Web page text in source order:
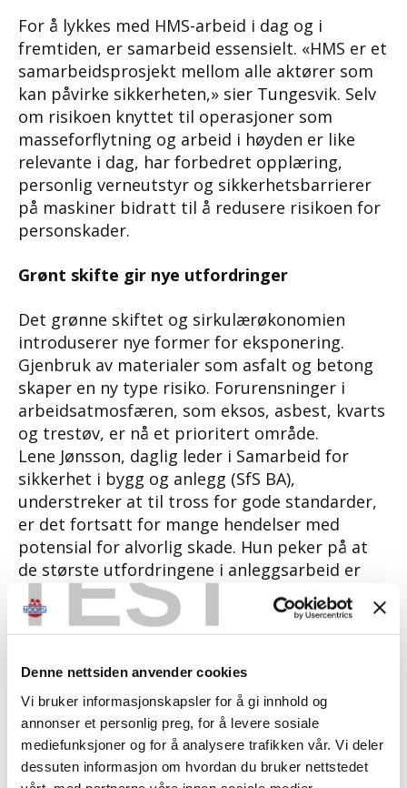
TEST
Denne nettsiden anvender cookies
Vi bruker informasjonskapsler for å gi innhold og
annonser et personlig preg, for å levere sosiale
mediefunksjoner og for å analysere trafikken vår. Vi deler
dessuten informasjon om hvordan du bruker nettstedet
For å lykkes med HMS-arbeid i dag og i
fremtiden, er samarbeid essensielt. «HMS er et
samarbeidsprosjekt mellom alle aktører som
kan påvirke sikkerheten,» sier Tungesvik. Selv
om risikoen knyttet til operasjoner som
masseforflytning og arbeid i høyden er like
relevante i dag, har forbedret opplæring,
personlig verneutstyr og sikkerhetsbarrierer
på maskiner bidratt til å redusere risikoen for
personskader.
Grønt skifte gir nye utfordringer
Det grønne skiftet og sirkulærøkonomien
introduserer nye former for eksponering.
Gjenbruk av materialer som asfalt og betong
skaper en ny type risiko. Forurensninger i
arbeidsatmosfæren, som eksos, asbest, kvarts
og trestøv, er nå et prioritert område.
Lene Jønsson, daglig leder i Samarbeid for
sikkerhet i bygg og anlegg (SfS BA),
understreker at til tross for gode standarder,
er det fortsatt for mange hendelser med
potensial for alvorlig skade. Hun peker på at
de største utfordringene i anleggsarbeid er
konflikten mellom menneske og maskin,
arbeid i høyden og eksponering for kvartsstøv.
For å forbedre sikkerheten, må bransjen bli
risikovurdering.